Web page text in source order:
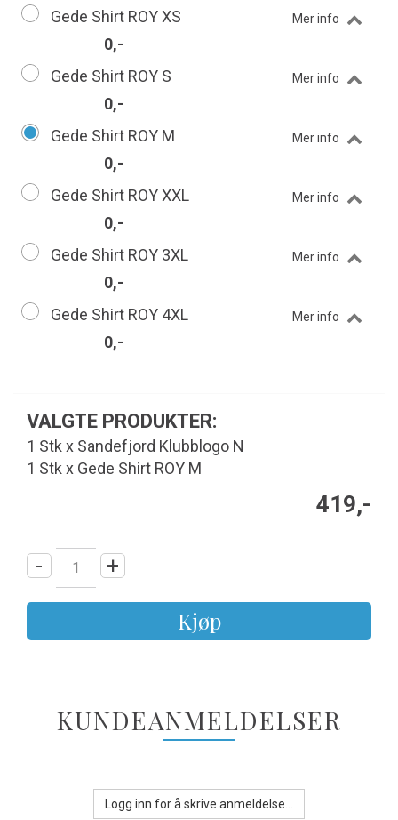
Gede Shirt ROY XS
Mer info
0,-
Gede Shirt ROY S
Mer info
0,-
Gede Shirt ROY M
Mer info
0,-
Gede Shirt ROY XXL
Mer info
0,-
Gede Shirt ROY 3XL
Mer info
0,-
Gede Shirt ROY 4XL
Mer info
0,-
VALGTE PRODUKTER:
1 Stk x Sandefjord Klubblogo N
1 Stk x Gede Shirt ROY M
419,-
- +
Kjøp
KUNDEANMELDELSER
Logg inn for å skrive anmeldelse...